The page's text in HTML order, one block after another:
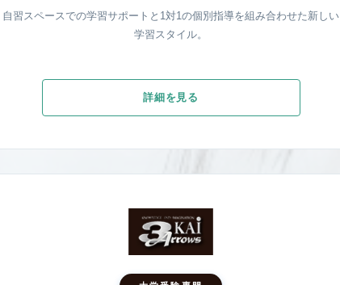
自習スペースでの学習サポートと1対1の個別指導を組み合わせた新しい
学習スタイル。
詳細を見る